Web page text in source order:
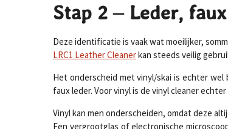
Stap 2 – Leder,
Deze identificatie is vaak wat moeilijker,
LRC1 Leather Cleanerkan steeds veilig
Het onderscheid met vinyl/skai is echter wel
faux leder. Voor vinyl is de vinyl cleaner
Vinyl kan men onderscheiden, omdat deze
Een vergrootglas of electronische